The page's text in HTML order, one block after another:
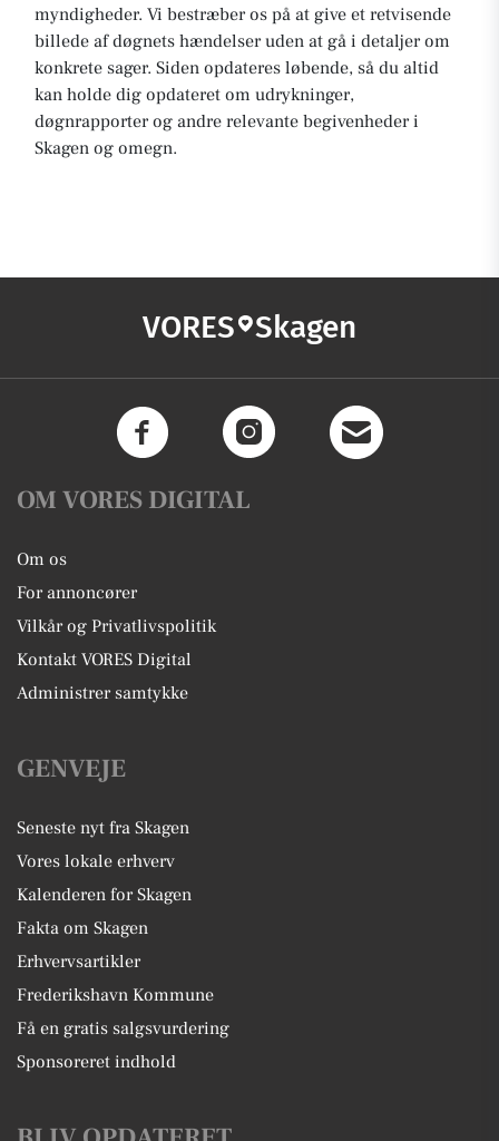
myndigheder. Vi bestræber os på at give et retvisende
billede af døgnets hændelser uden at gå i detaljer om
konkrete sager. Siden opdateres løbende, så du altid
kan holde dig opdateret om udrykninger,
døgnrapporter og andre relevante begivenheder i
Skagen og omegn.
VORES Skagen
OM VORES DIGITAL
Om os
For annoncører
Vilkår og Privatlivspolitik
Kontakt VORES Digital
Administrer samtykke
GENVEJE
Seneste nyt fra Skagen
Vores lokale erhverv
Kalenderen for Skagen
Fakta om Skagen
Erhvervsartikler
Frederikshavn Kommune
Få en gratis salgsvurdering
Sponsoreret indhold